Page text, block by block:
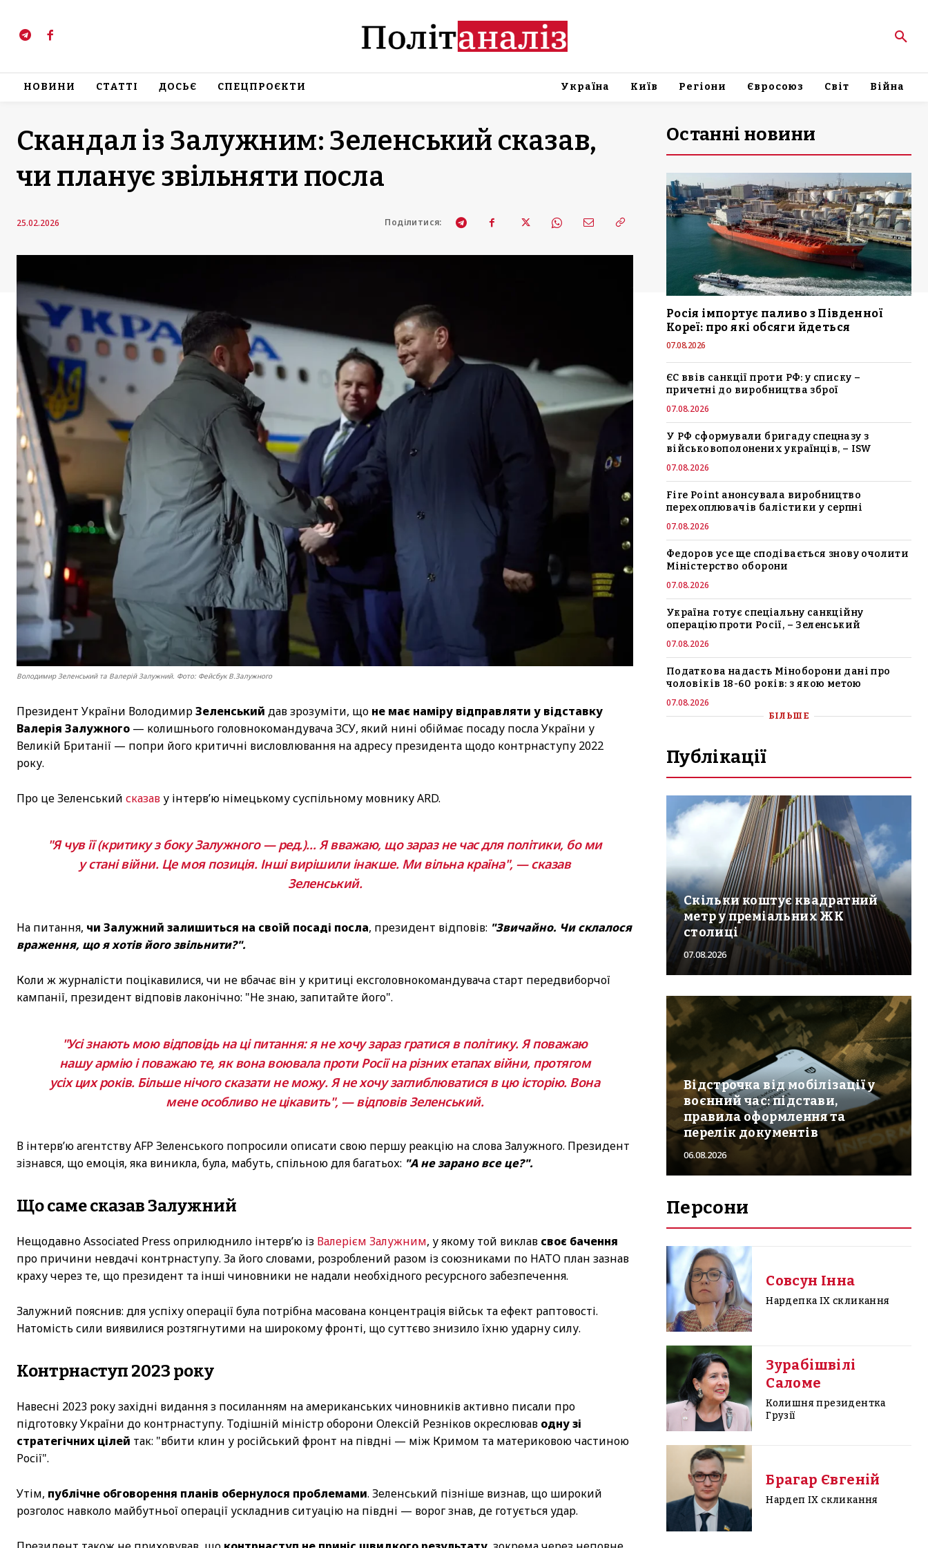
НОВИНИ СТАТТІ ДОСЬЄ СПЕЦПРОЄКТИ Україна Київ Регіони Євросоюз Світ Війна
Скандал із Залужним: Зеленський сказав,
чи планує звільняти посла
25.02.2026 Поділитися:
Володимир Зеленський та Валерій Залужний. Фото: Фейсбук В.Залужного
Президент України ВолодимирЗеленський дав зрозуміти, що не має наміру відправляти у відставку
Валерія Залужного — колишнього головнокомандувача ЗСУ, який нині обіймає посаду посла України у
Великій Британії — попри його критичні висловлювання на адресу президента щодо контрнаступу 2022
року.
Про це Зеленський сказав у інтерв’ю німецькому суспільному мовнику ARD.
"Я чув її (критику з боку Залужного — ред.)… Я вважаю, що зараз не час для політики, бо ми
у стані війни. Це моя позиція. Інші вирішили інакше. Ми вільна країна", — сказав
Зеленський.
На питання, чи Залужний залишиться на своїй посаді посла, президент відповів: "Звичайно. Чи склалося
враження, що я хотів його звільнити?".
Коли ж журналісти поцікавилися, чи не вбачає він у критиці ексголовнокомандувача старт передвиборчої
кампанії, президент відповів лаконічно: "Не знаю, запитайте його".
"Усі знають мою відповідь на ці питання: я не хочу зараз гратися в політику. Я поважаю
нашу армію і поважаю те, як вона воювала проти Росії на різних етапах війни, протягом
усіх цих років. Більше нічого сказати не можу. Я не хочу заглиблюватися в цю історію. Вона
мене особливо не цікавить", — відповів Зеленський.
В інтерв’ю агентству AFP Зеленського попросили описати свою першу реакцію на слова Залужного. Президент
зізнався, що емоція, яка виникла, була, мабуть, спільною для багатьох: "А не зарано все це?".
Що саме сказав Залужний
Нещодавно Associated Press оприлюднило інтерв’ю із Валерієм Залужним, у якому той виклав своє бачення
про причини невдачі контрнаступу. За його словами, розроблений разом із союзниками по НАТО план зазнав
краху через те, що президент та інші чиновники не надали необхідного ресурсного забезпечення.
Залужний пояснив: для успіху операції була потрібна масована концентрація військ та ефект раптовості.
Натомість сили виявилися розтягнутими на широкому фронті, що суттєво знизило їхню ударну силу.
Контрнаступ 2023 року
Навесні 2023 року західні видання з посиланням на американських чиновників активно писали про
підготовку України до контрнаступу. Тодішній міністр оборони Олексій Резніков окреслював одну зі
стратегічних цілей так: "вбити клин у російський фронт на півдні — між Кримом та материковою частиною
Росії".
Утім, публічне обговорення планів обернулося проблемами. Зеленський пізніше визнав, що широкий
розголос навколо майбутньої операції ускладнив ситуацію на півдні — ворог знав, де готується удар.
Останні новини
Росія імпортує паливо з Південної
Кореї: про які обсяги йдеться
07.08.2026
ЄС ввів санкції проти РФ: у списку –
причетні до виробництва зброї
07.08.2026
У РФ сформували бригаду спецназу з
військовополонених українців, – ISW
07.08.2026
Fire Point анонсувала виробництво
перехоплювачів балістики у серпні
07.08.2026
Федоров усе ще сподівається знову очолити
Міністерство оборони
07.08.2026
Україна готує спеціальну санкційну
операцію проти Росії, – Зеленський
07.08.2026
Податкова надасть Міноборони дані про
чоловіків 18-60 років: з якою метою
07.08.2026
БІЛЬШЕ
Публікації
Скільки коштує квадратний
метр у преміальних ЖК
столиці
07.08.2026
Відстрочка від мобілізації у
воєнний час: підстави,
правила оформлення та
перелік документів
06.08.2026
Персони
Совсун Інна
Нардепка IX скликання
Зурабішвілі
Саломе
Колишня президентка
Грузії
Брагар Євгеній
Нардеп IX скликання